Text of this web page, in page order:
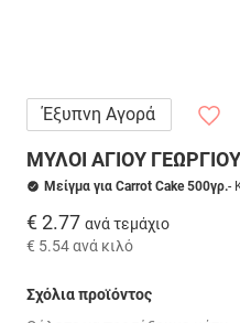
Έξυπνη Αγορά
ΜΥΛΟΙ ΑΓΙΟΥ
Μείγμα για Carrot Cake 500γρ.-
€ 2.77 ανά τεμάχιο
€ 5.54ανά κιλό
Σχόλια προϊόντος